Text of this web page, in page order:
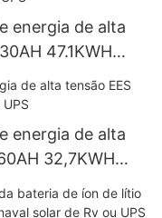
energia de alta
47.1KWH
energia de alta
32,7KWH